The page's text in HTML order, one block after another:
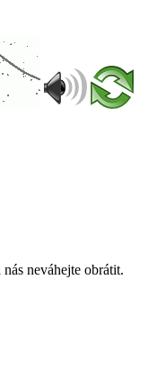
neváhejte obrátit.